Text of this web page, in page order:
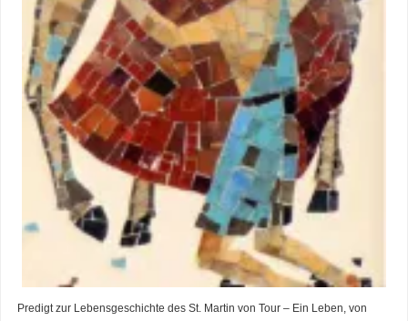
Predigt zur Lebensgeschichte des St. Martin von Tour – Ein Leben, von